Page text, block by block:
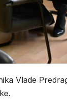
Vlade